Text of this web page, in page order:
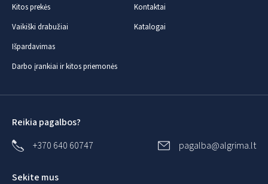
Kitos prekės
Vaikiški drabužiai
Išpardavimas
Darbo įrankiai ir kitos priemonės
Kontaktai
Katalogai
Reikia pagalbos?
+370 640 60747
pagalba@algrima.lt
Sekite mus